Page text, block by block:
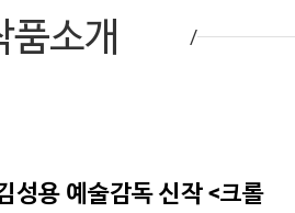
품소개
성용 예술감독 신작 <크롤